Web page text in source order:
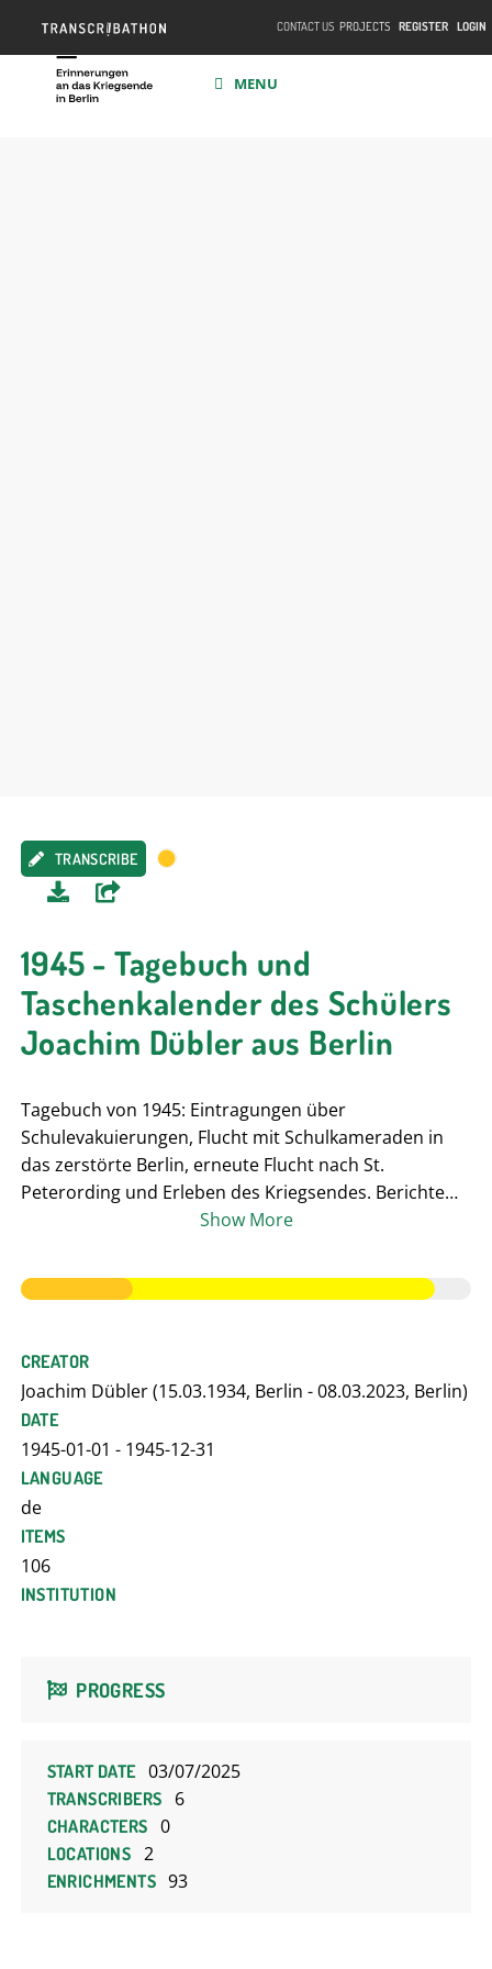
CONTACT US PROJECTS REGISTER LOGIN
MENU
TRANSCRIBE
1945 - Tagebuch und
Taschenkalender des Schülers
Joachim Dübler aus Berlin
Tagebuch von 1945: Eintragungen über
Schulevakuierungen, Flucht mit Schulkameraden in
das zerstörte Berlin, erneute Flucht nach St.
Peterording und Erleben des Kriegsendes. Berichte
über Flucht des Wachpersonals bei Kriegsende.
Mahlzeiten, Wetterverhältnisse, Tagesablauf und
alltägliche Erlebnisse während und nach Kriegsende
Show More
CREATOR
Joachim Dübler (15.03.1934, Berlin - 08.03.2023, Berlin)
DATE
1945-01-01 - 1945-12-31
LANGUAGE
de
ITEMS
106
INSTITUTION
PROGRESS
START DATE 03/07/2025
TRANSCRIBERS 6
CHARACTERS 0
LOCATIONS 2
ENRICHMENTS 93